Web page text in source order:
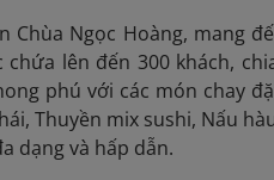
Ngọc Hoàng, mang
lên đến 300 khách,
phú với các món chay
Thuyền mix sushi, Nấu
dạng và hấp dẫn.